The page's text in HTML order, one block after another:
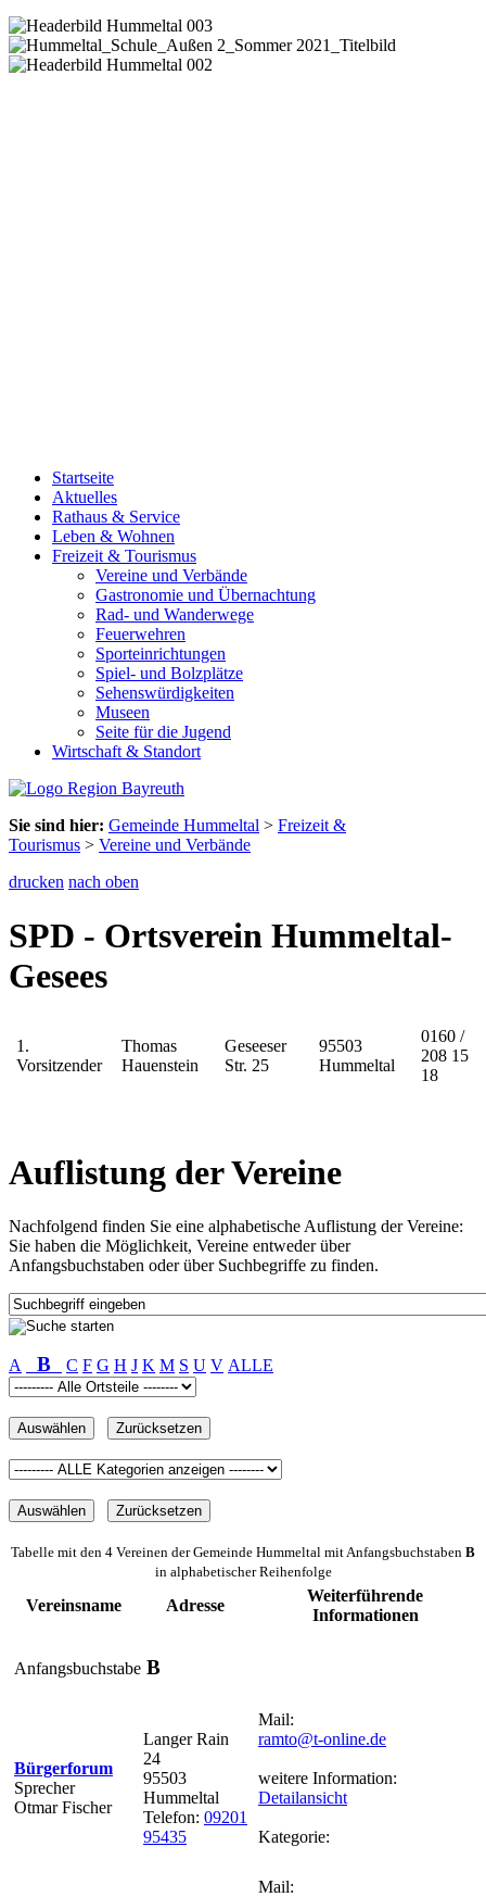
Startseite
Aktuelles
Rathaus & Service
Leben & Wohnen
Freizeit & Tourismus
Vereine und Verbände
Gastronomie und Übernachtung
Rad- und Wanderwege
Feuerwehren
Sporteinrichtungen
Spiel- und Bolzplätze
Sehenswürdigkeiten
Museen
Seite für die Jugend
Wirtschaft & Standort
Sie sind hier: Gemeinde Hummeltal > Freizeit &
Tourismus > Vereine und Verbände
drucken nach oben
SPD - Ortsverein Hummeltal-
Gesees
1.
Vorsitzender
Thomas
Hauenstein
Geseeser
Str. 25
95503
Hummeltal
0160 /
208 15
18
Auflistung der Vereine
Nachfolgend finden Sie eine alphabetische Auflistung der Vereine:
Sie haben die Möglichkeit, Vereine entweder über
Anfangsbuchstaben oder über Suchbegriffe zu finden.
A B C F G H J K M S U V ALLE
Tabelle mit den 4 Vereinen der Gemeinde Hummeltal mit Anfangsbuchstaben B
in alphabetischer Reihenfolge
Vereinsname Adresse
Weiterführende
Informationen
Anfangsbuchstabe B
Bürgerforum
Sprecher
Otmar Fischer
Langer Rain
24
95503
Hummeltal
Telefon: 09201
95435
Mail:
ramto@t-online.de
weitere Information:
Detailansicht
Kategorie:
Mail: